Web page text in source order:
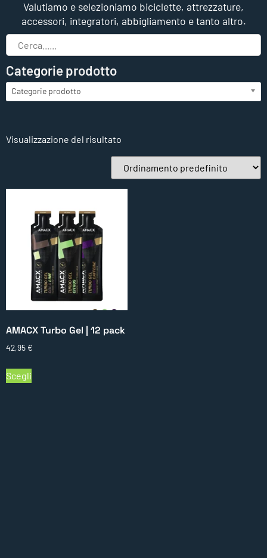
Valutiamo e selezioniamo biciclette, attrezzature,
accessori, integratori, abbigliamento e tanto altro.
Categorie prodotto
Categorie prodotto
Visualizzazione del risultato
AMACX Turbo Gel | 12 pack
42,95 €
Scegli